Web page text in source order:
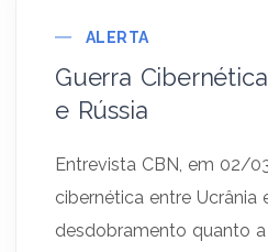
ALERTA
Guerra
e Rússia
Entrevista CBN, em 02/
cibernética entre Ucrânia
desdobramento quanto